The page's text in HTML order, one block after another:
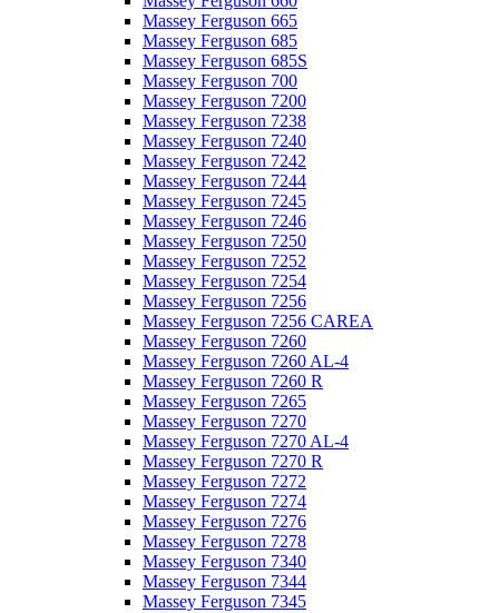
Massey Ferguson 665
Massey Ferguson 685
Massey Ferguson 685S
Massey Ferguson 700
Massey Ferguson 7200
Massey Ferguson 7238
Massey Ferguson 7240
Massey Ferguson 7242
Massey Ferguson 7244
Massey Ferguson 7245
Massey Ferguson 7246
Massey Ferguson 7250
Massey Ferguson 7252
Massey Ferguson 7254
Massey Ferguson 7256
Massey Ferguson 7256 CAREA
Massey Ferguson 7260
Massey Ferguson 7260 AL-4
Massey Ferguson 7260 R
Massey Ferguson 7265
Massey Ferguson 7270
Massey Ferguson 7270 AL-4
Massey Ferguson 7270 R
Massey Ferguson 7272
Massey Ferguson 7274
Massey Ferguson 7276
Massey Ferguson 7278
Massey Ferguson 7340
Massey Ferguson 7344
Massey Ferguson 7345